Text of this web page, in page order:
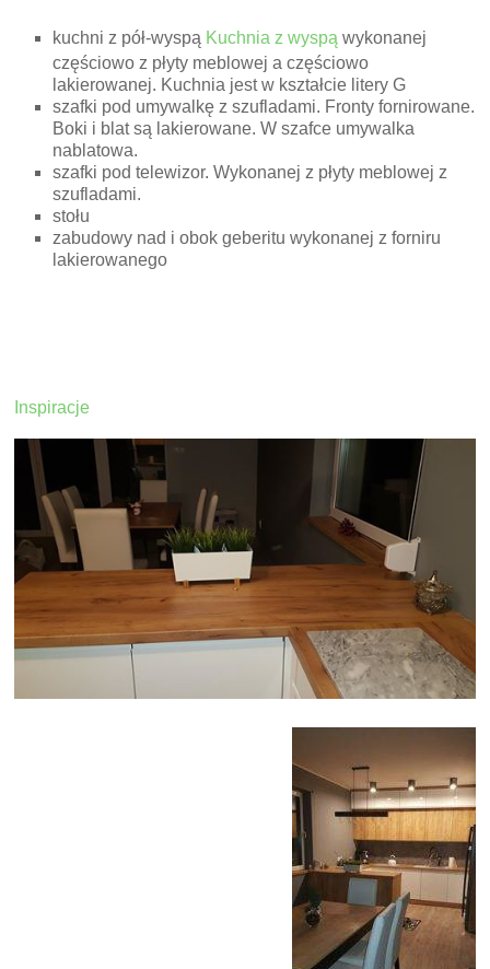
kuchni z pół-wyspą Kuchnia z wyspą wykonanej
częściowo z płyty meblowej a częściowo
lakierowanej. Kuchnia jest w kształcie litery G
szafki pod umywalkę z szufladami. Fronty fornirowane.
Boki i blat są lakierowane. W szafce umywalka
nablatowa.
szafki pod telewizor. Wykonanej z płyty meblowej z
szufladami.
stołu
zabudowy nad i obok geberitu wykonanej z forniru
lakierowanego
Inspiracje